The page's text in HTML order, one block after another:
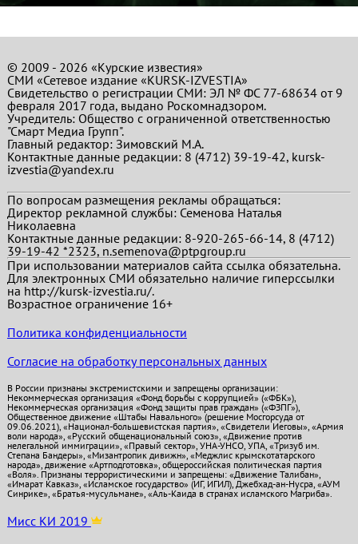
© 2009 - 2026 «Курские известия»
СМИ «Сетевое издание «KURSK-IZVESTIA»
Свидетельство о регистрации СМИ: ЭЛ № ФС 77-68634 от 9
февраля 2017 года, выдано Роскомнадзором.
Учредитель: Общество с ограниченной ответственностью
"Смарт Медиа Групп".
Главный редактор:Зимовский М.А.
Контактные данные редакции: 8 (4712) 39-19-42, kursk-
izvestia@yandex.ru
По вопросам размещения рекламы обращаться:
Директор рекламной службы: Семенова Наталья
Николаевна
Контактные данные редакции: 8-920-265-66-14, 8 (4712)
39-19-42 *2323, n.semenova@ptpgroup.ru
При использовании материалов сайта ссылка обязательна.
Для электронных СМИ обязательно наличие гиперссылки
на http://kursk-izvestia.ru/.
Возрастное ограничение 16+
Политика конфиденциальности
Согласие на обработку персональных данных
В России признаны экстремистскими и запрещены организации:
Некоммерческая организация «Фонд борьбы с коррупцией» («ФБК»),
Некоммерческая организация «Фонд защиты прав граждан» («ФЗПГ»),
Общественное движение «Штабы Навального» (решение Мосгорсуда от
09.06.2021), «Национал-большевистская партия», «Свидетели Иеговы», «Армия
воли народа», «Русский общенациональный союз», «Движение против
нелегальной иммиграции», «Правый сектор», УНА-УНСО, УПА, «Тризуб им.
Степана Бандеры», «Мизантропик дивижн», «Меджлис крымскотатарского
народа», движение «Артподготовка», общероссийская политическая партия
«Воля». Признаны террористическими и запрещены: «Движение Талибан»,
«Имарат Кавказ», «Исламское государство» (ИГ, ИГИЛ), Джебхад-ан-Нусра, «АУМ
Синрике», «Братья-мусульмане», «Аль-Каида в странах исламского Магриба».
Мисс КИ 2019